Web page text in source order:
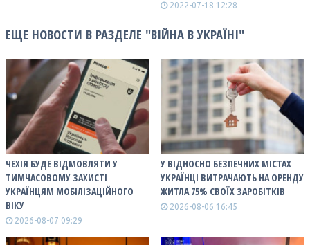
2022-07-18 12:28
ЕЩЕ НОВОСТИ В РАЗДЕЛЕ "ВІЙНА В УКРАЇНІ"
ЧЕХІЯ БУДЕ ВІДМОВЛЯТИ У
ТИМЧАСОВОМУ ЗАХИСТІ
УКРАЇНЦЯМ МОБІЛІЗАЦІЙНОГО
ВІКУ
2026-08-07 09:29
У ВІДНОСНО БЕЗПЕЧНИХ МІСТАХ
УКРАЇНЦІ ВИТРАЧАЮТЬ НА ОРЕНДУ
ЖИТЛА 75% СВОЇХ ЗАРОБІТКІВ
2026-08-06 16:45